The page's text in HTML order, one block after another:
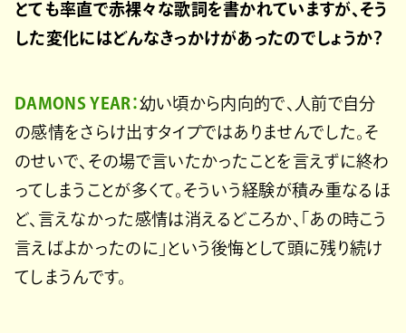
とても率直で赤裸々な歌詞を書かれていますが、そう
した変化にはどんなきっかけがあったのでしょうか？
DAMONS YEAR：幼い頃から内向的で、人前で自分
の感情をさらけ出すタイプではありませんでした。そ
のせいで、その場で言いたかったことを言えずに終わ
ってしまうことが多くて。そういう経験が積み重なるほ
ど、言えなかった感情は消えるどころか、「あの時こう
言えばよかったのに」という後悔として頭に残り続け
てしまうんです。